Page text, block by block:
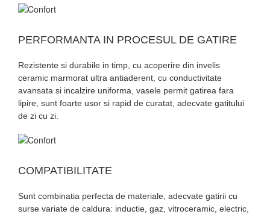
PERFORMANTA IN PROCESUL DE GATIRE
Rezistente si durabile in timp, cu acoperire din invelis
ceramic marmorat ultra antiaderent, cu conductivitate
avansata si incalzire uniforma, vasele permit gatirea fara
lipire, sunt foarte usor si rapid de curatat, adecvate gatitului
de zi cu zi.
COMPATIBILITATE
Sunt combinatia perfecta de materiale, adecvate gatirii cu
surse variate de caldura: inductie, gaz, vitroceramic, electric,